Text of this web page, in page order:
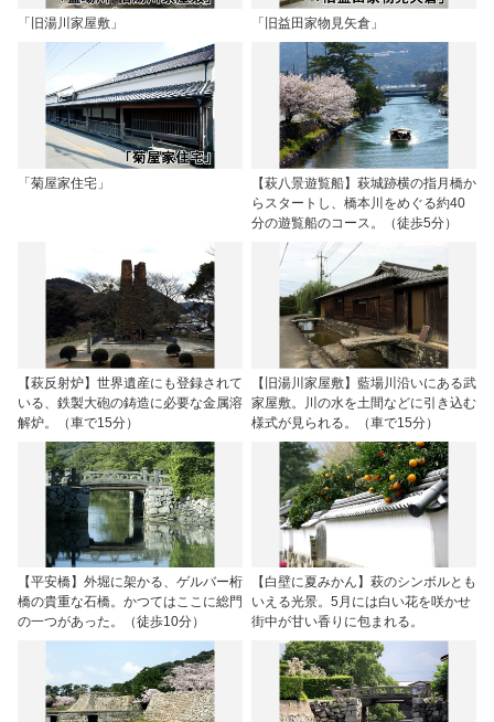
「旧湯川家屋敷」 「旧益田家物見矢倉」
「菊屋家住宅」
【萩八景遊覧船】萩城跡横の指月橋か
らスタートし、橋本川をめぐる約40
分の遊覧船のコース。（徒歩5分）
【萩反射炉】世界遺産にも登録されて
いる、鉄製大砲の鋳造に必要な金属溶
解炉。（車で15分）
【旧湯川家屋敷】藍場川沿いにある武
家屋敷。川の水を土間などに引き込む
様式が見られる。（車で15分）
【平安橋】外堀に架かる、ゲルバー桁
橋の貴重な石橋。かつてはここに総門
の一つがあった。（徒歩10分）
【白壁に夏みかん】萩のシンボルとも
いえる光景。5月には白い花を咲かせ
街中が甘い香りに包まれる。